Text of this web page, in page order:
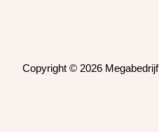
Copyright © 2026 Megabedrijf